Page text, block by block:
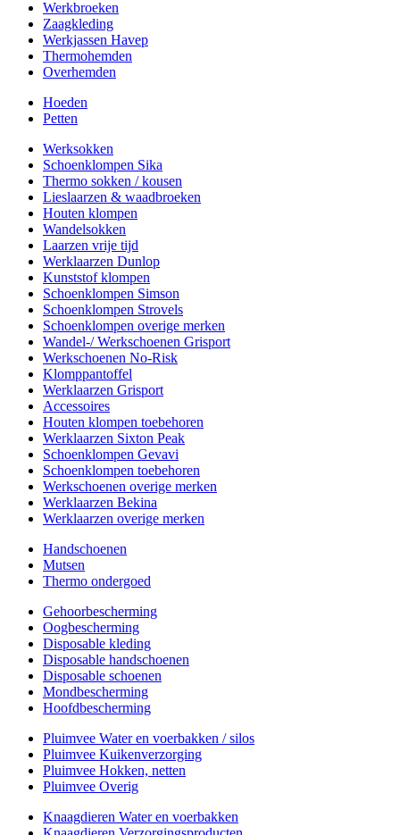
Werkbroeken
Zaagkleding
Werkjassen Havep
Thermohemden
Overhemden
Hoeden
Petten
Werksokken
Schoenklompen Sika
Thermo sokken / kousen
Lieslaarzen & waadbroeken
Houten klompen
Wandelsokken
Laarzen vrije tijd
Werklaarzen Dunlop
Kunststof klompen
Schoenklompen Simson
Schoenklompen Strovels
Schoenklompen overige merken
Wandel-/ Werkschoenen Grisport
Werkschoenen No-Risk
Klomppantoffel
Werklaarzen Grisport
Accessoires
Houten klompen toebehoren
Werklaarzen Sixton Peak
Schoenklompen Gevavi
Schoenklompen toebehoren
Werkschoenen overige merken
Werklaarzen Bekina
Werklaarzen overige merken
Handschoenen
Mutsen
Thermo ondergoed
Gehoorbescherming
Oogbescherming
Disposable kleding
Disposable handschoenen
Disposable schoenen
Mondbescherming
Hoofdbescherming
Pluimvee Water en voerbakken / silos
Pluimvee Kuikenverzorging
Pluimvee Hokken, netten
Pluimvee Overig
Knaagdieren Water en voerbakken